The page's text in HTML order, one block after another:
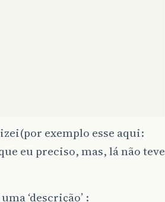
exemplo esse aqui:
eu preciso, mas, lá não teve
‘descrição’ :